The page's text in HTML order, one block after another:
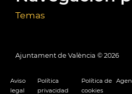
Temas
Ajuntament de València © 2026
Aviso
legal
Política
privacidad
Política de
cookies